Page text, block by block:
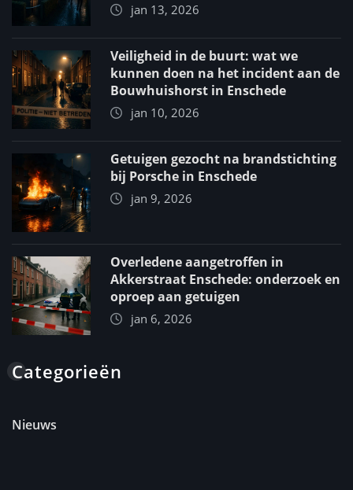
jan 13, 2026
Veiligheid in de buurt: wat we
kunnen doen na het incident aan de
Bouwhuishorst in Enschede
jan 10, 2026
Getuigen gezocht na brandstichting
bij Porsche in Enschede
jan 9, 2026
Overledene aangetroffen in
Akkerstraat Enschede: onderzoek en
oproep aan getuigen
jan 6, 2026
Categorieën
Nieuws